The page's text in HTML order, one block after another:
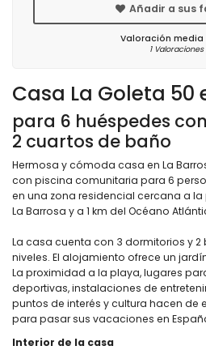
Casa La Goleta 50
para 6 huéspedes
2 cuartos de baño
Hermosa y cómoda casa en La
con piscina comunitaria para 6
en una zona residencial cercana a la
La Barrosa y a 1 km del Océano
La casa cuenta con 3 dormitorios y 2
niveles. El alojamiento ofrece un
La proximidad a la playa, lugares
deportivas, instalaciones de
puntos de interés y cultura hacen de
para pasar sus vacaciones en
Interior de la casa
Añadir a sus
Valoración media
1 Valoraciones